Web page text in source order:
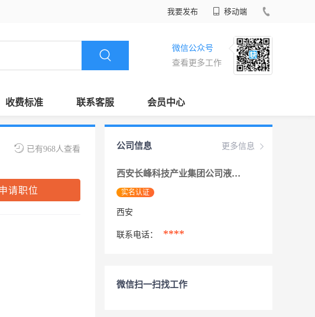
我要发布 移动端
微信公众号
查看更多工作
收费标准 联系客服 会员中心
已有968人查看
请职位
更多信息
公司信息
西安长峰科技产业集团公司液压气动分公司
实名认证
西安
联系电话： ****
微信扫一扫找工作